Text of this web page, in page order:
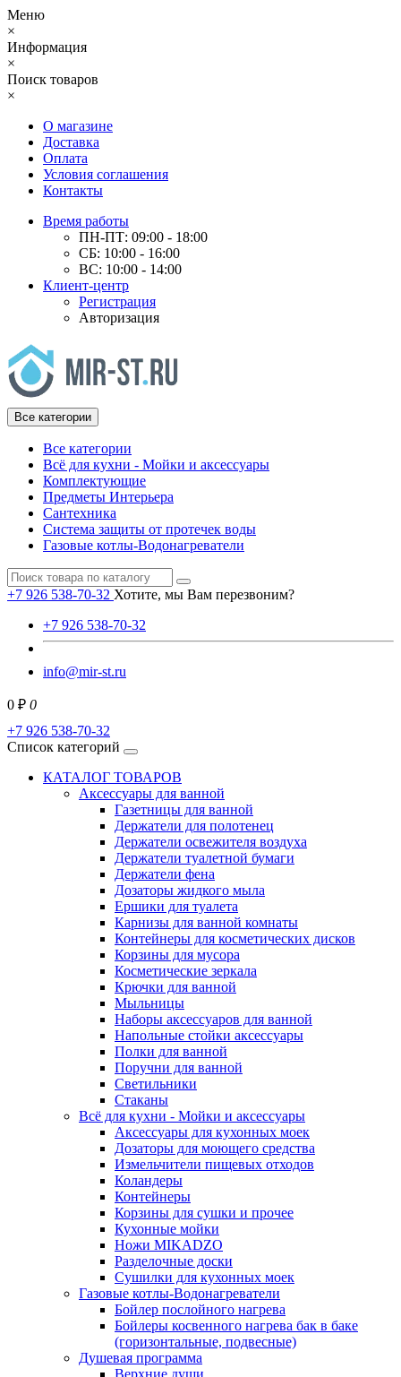
Меню
×
Информация
×
Поиск товаров
×
О магазине
Доставка
Оплата
Условия соглашения
Контакты
Время работы
ПН-ПТ: 09:00 - 18:00
СБ: 10:00 - 16:00
ВС: 10:00 - 14:00
Клиент-центр
Регистрация
Авторизация
Все категории
Все категории
Всё для кухни - Мойки и аксессуары
Комплектующие
Предметы Интерьера
Сантехника
Система защиты от протечек воды
Газовые котлы-Водонагреватели
+7 926 538-70-32 Хотите, мы Вам перезвоним?
+7 926 538-70-32
info@mir-st.ru
0 ₽ 0
+7 926 538-70-32
Список категорий
КАТАЛОГ ТОВАРОВ
Аксессуары для ванной
Газетницы для ванной
Держатели для полотенец
Держатели освежителя воздуха
Держатели туалетной бумаги
Держатели фена
Дозаторы жидкого мыла
Ершики для туалета
Карнизы для ванной комнаты
Контейнеры для косметических дисков
Корзины для мусора
Косметические зеркала
Крючки для ванной
Мыльницы
Наборы аксессуаров для ванной
Напольные стойки аксессуары
Полки для ванной
Поручни для ванной
Светильники
Стаканы
Всё для кухни - Мойки и аксессуары
Аксессуары для кухонных моек
Дозаторы для моющего средства
Измельчители пищевых отходов
Коландеры
Контейнеры
Корзины для сушки и прочее
Кухонные мойки
Ножи MIKADZO
Разделочные доски
Сушилки для кухонных моек
Газовые котлы-Водонагреватели
Бойлер послойного нагрева
Бойлеры косвенного нагрева бак в баке
(горизонтальные, подвесные)
Душевая программа
Верхние души